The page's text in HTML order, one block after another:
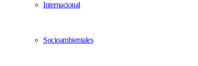
Internacional
Socioambientales